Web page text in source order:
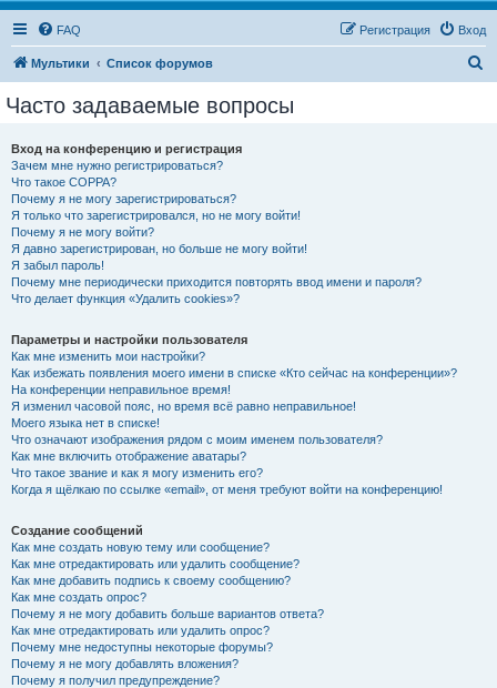
FAQ Вход
Регистрация
Мультики Список форумов
Часто задаваемые вопросы
Вход на конференцию и регистрация
Зачем мне нужно регистрироваться?
Что такое COPPA?
Почему я не могу зарегистрироваться?
Я только что зарегистрировался, но не могу войти!
Почему я не могу войти?
Я давно зарегистрирован, но больше не могу войти!
Я забыл пароль!
Почему мне периодически приходится повторять ввод имени и пароля?
Что делает функция «Удалить cookies»?
Параметры и настройки пользователя
Как мне изменить мои настройки?
Как избежать появления моего имени в списке «Кто сейчас на конференции»?
На конференции неправильное время!
Я изменил часовой пояс, но время всё равно неправильное!
Моего языка нет в списке!
Что означают изображения рядом с моим именем пользователя?
Как мне включить отображение аватары?
Что такое звание и как я могу изменить его?
Когда я щёлкаю по ссылке «email», от меня требуют войти на конференцию!
Создание сообщений
Как мне создать новую тему или сообщение?
Как мне отредактировать или удалить сообщение?
Как мне добавить подпись к своему сообщению?
Как мне создать опрос?
Почему я не могу добавить больше вариантов ответа?
Как мне отредактировать или удалить опрос?
Почему мне недоступны некоторые форумы?
Почему я не могу добавлять вложения?
Почему я получил предупреждение?